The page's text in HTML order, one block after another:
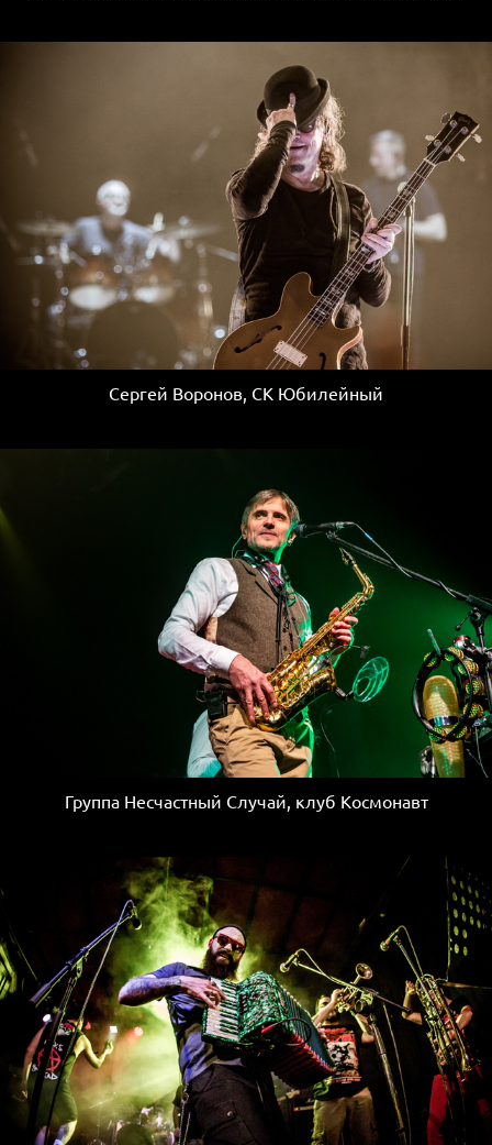
Сергей Воронов, СК Юбилейный
Группа Несчастный Случай, клуб Космонавт